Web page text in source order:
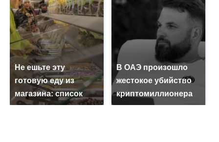
Не ешьте эту
готовую еду из
магазина: список
В ОАЭ произошло
жестокое убийство
криптомиллионера